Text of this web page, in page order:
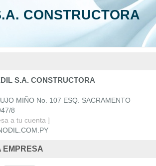
CONSTRUCTORA
S.A. CONSTRUCTORA
MIÑO No. 107 ESQ. SACRAMENTO
8
a tu cuenta ]
EMPRESA